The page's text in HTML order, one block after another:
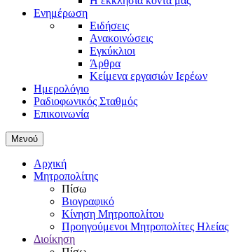
Ενημέρωση
Ειδήσεις
Ανακοινώσεις
Εγκύκλιοι
Άρθρα
Κείμενα εργασιών Ιερέων
Ημερολόγιο
Ραδιοφωνικός Σταθμός
Επικοινωνία
Μενού
Αρχική
Μητροπολίτης
Πίσω
Βιογραφικό
Κίνηση Μητροπολίτου
Προηγούμενοι Μητροπολίτες Ηλείας
Διοίκηση